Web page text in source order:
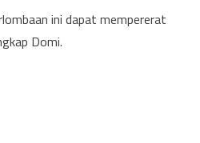
ini dapat mempererat
Domi.